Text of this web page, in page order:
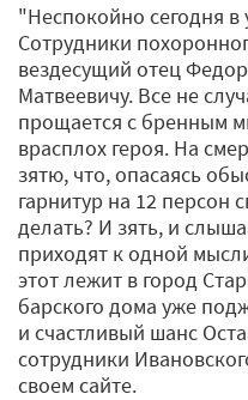
"Неспокойно сегодня в
Сотрудники
вездесущий отец
Матвеевичу. Все не
прощается с бренным
врасплох героя. На
зятю, что, опасаясь
гарнитур на 12 персон
делать? И зять, и
приходят к одной
этот лежит в город
барского дома уже
и счастливый шанс
сотрудники
своем сайте.